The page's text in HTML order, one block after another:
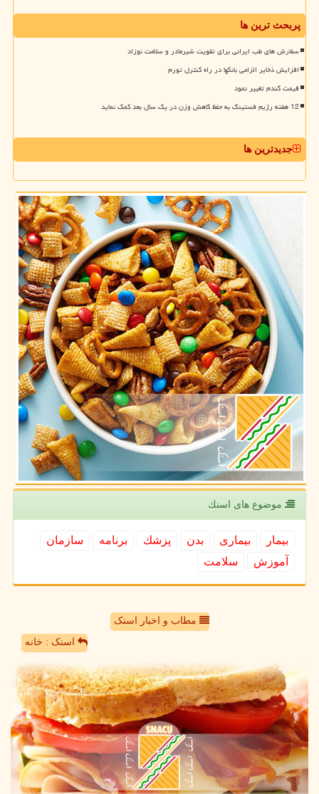
پربحث ترین ها
سفارش های طب ایرانی برای تقویت شیرمادر و سلامت نوزاد
افزایش ذخایر الزامی بانکها در راه کنترل تورم
قیمت گندم تغییر نمود
12 هفته رژیم فستینگ به حفظ کاهش وزن در یک سال بعد کمک نماید
جدیدترین ها
موضوع های اسنك
بیمار بیماری بدن پزشك برنامه
سازمان
آموزش
سلامت
مطاب و اخبار اسنک
اسنک : خانه